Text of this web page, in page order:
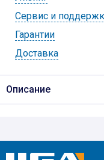
Cервис и
Гарантии
Доставка
Описание